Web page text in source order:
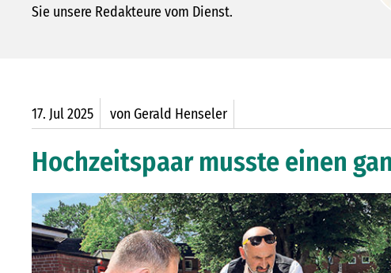
Sie unsere Redakteure vom Dienst.
17. Jul2025 von Gerald Henseler
Hochzeitspaar musste einen